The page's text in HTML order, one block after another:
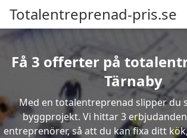
Totalentreprenad-pris.se
Få 3 offerter på
Tärnaby
Med en totalentreprenad slipper du
byggprojekt. Vi hittar 3
entreprenörer, så att du kan fixa ditt